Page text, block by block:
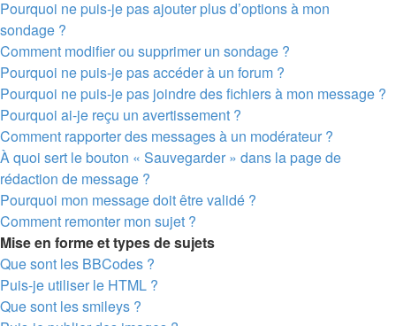
Pourquoi ne puis-je pas ajouter plus d’options à mon
sondage ?
Comment modifier ou supprimer un sondage ?
Pourquoi ne puis-je pas accéder à un forum ?
Pourquoi ne puis-je pas joindre des fichiers à mon message ?
Pourquoi ai-je reçu un avertissement ?
Comment rapporter des messages à un modérateur ?
À quoi sert le bouton « Sauvegarder » dans la page de
rédaction de message ?
Pourquoi mon message doit être validé ?
Comment remonter mon sujet ?
Mise en forme et types de sujets
Que sont les BBCodes ?
Puis-je utiliser le HTML ?
Que sont les smileys ?